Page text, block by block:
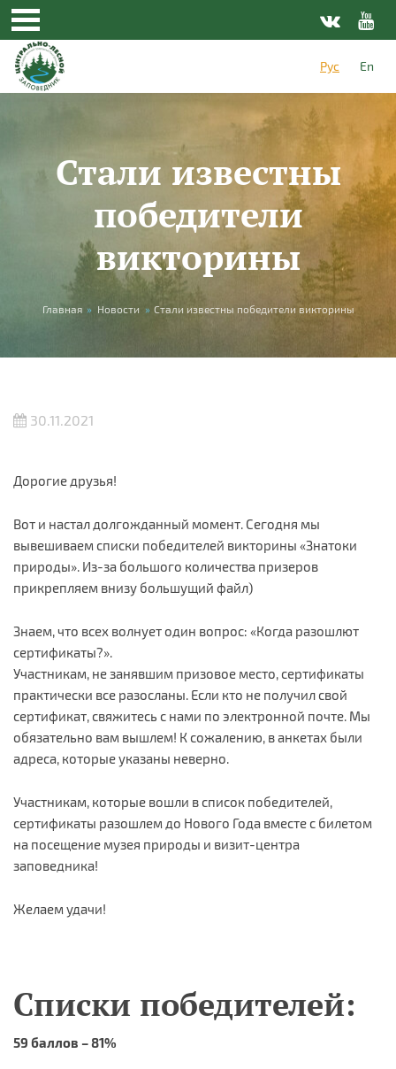
Перейти к основному содержанию
Рус
En
Стали известны
победители
викторины
Вы здесь
Главная » Новости » Стали известны победители викторины
30.11.2021
Дорогие друзья!
Вот и настал долгожданный момент. Сегодня мы
вывешиваем списки победителей викторины «Знатоки
природы». Из-за большого количества призеров
прикрепляем внизу большущий файл)
Знаем, что всех волнует один вопрос: «Когда разошлют
сертификаты?».
Участникам, не занявшим призовое место, сертификаты
практически все разосланы. Если кто не получил свой
сертификат, свяжитесь с нами по электронной почте. Мы
обязательно вам вышлем! К сожалению, в анкетах были
адреса, которые указаны неверно.
Участникам, которые вошли в список победителей,
сертификаты разошлем до Нового Года вместе с билетом
на посещение музея природы и визит-центра
заповедника!
Желаем удачи!
Списки победителей:
59 баллов – 81%